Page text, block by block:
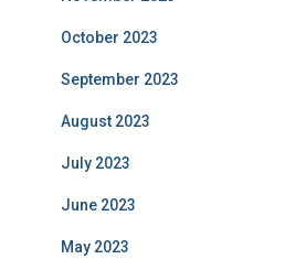
October 2023
September 2023
August 2023
July 2023
June 2023
May 2023